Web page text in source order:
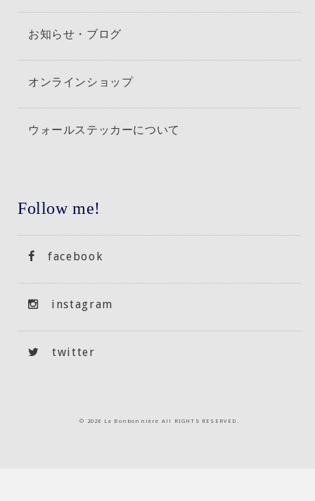
お知らせ・ブログ
オンラインショップ
ウォールステッカーについて
Follow me!
facebook
instagram
twitter
© 2026 La Bonbonnière All RIGHTS RESERVED.